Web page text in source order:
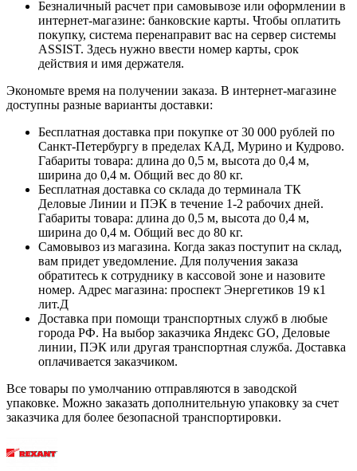
Безналичный расчет при самовывозе или оформлении в
интернет-магазине: банковские карты. Чтобы оплатить
покупку, система перенаправит вас на сервер системы
ASSIST. Здесь нужно ввести номер карты, срок
действия и имя держателя.
Экономьте время на получении заказа. В интернет-магазине
доступны разные варианты доставки:
Бесплатная доставка при покупке от 30 000 рублей по
Санкт-Петербургу в пределах КАД, Мурино и Кудрово.
Габариты товара: длина до 0,5 м, высота до 0,4 м,
ширина до 0,4 м. Общий вес до 80 кг.
Бесплатная доставка со склада до терминала ТК
Деловые Линии и ПЭК в течение 1-2 рабочих дней.
Габариты товара: длина до 0,5 м, высота до 0,4 м,
ширина до 0,4 м. Общий вес до 80 кг.
Самовывоз из магазина. Когда заказ поступит на склад,
вам придет уведомление. Для получения заказа
обратитесь к сотруднику в кассовой зоне и назовите
номер. Адрес магазина: проспект Энергетиков 19 к1
лит.Д
Доставка при помощи транспортных служб в любые
города РФ. На выбор заказчика Яндекс GO, Деловые
линии, ПЭК или другая транспортная служба. Доставка
оплачивается заказчиком.
Все товары по умолчанию отправляются в заводской
упаковке. Можно заказать дополнительную упаковку за счет
заказчика для более безопасной транспортировки.